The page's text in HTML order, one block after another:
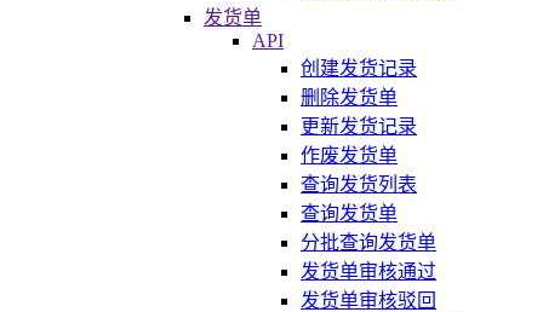
发货单
API
创建发货记录
删除发货单
更新发货记录
作废发货单
查询发货列表
查询发货单
分批查询发货单
发货单审核通过
发货单审核驳回